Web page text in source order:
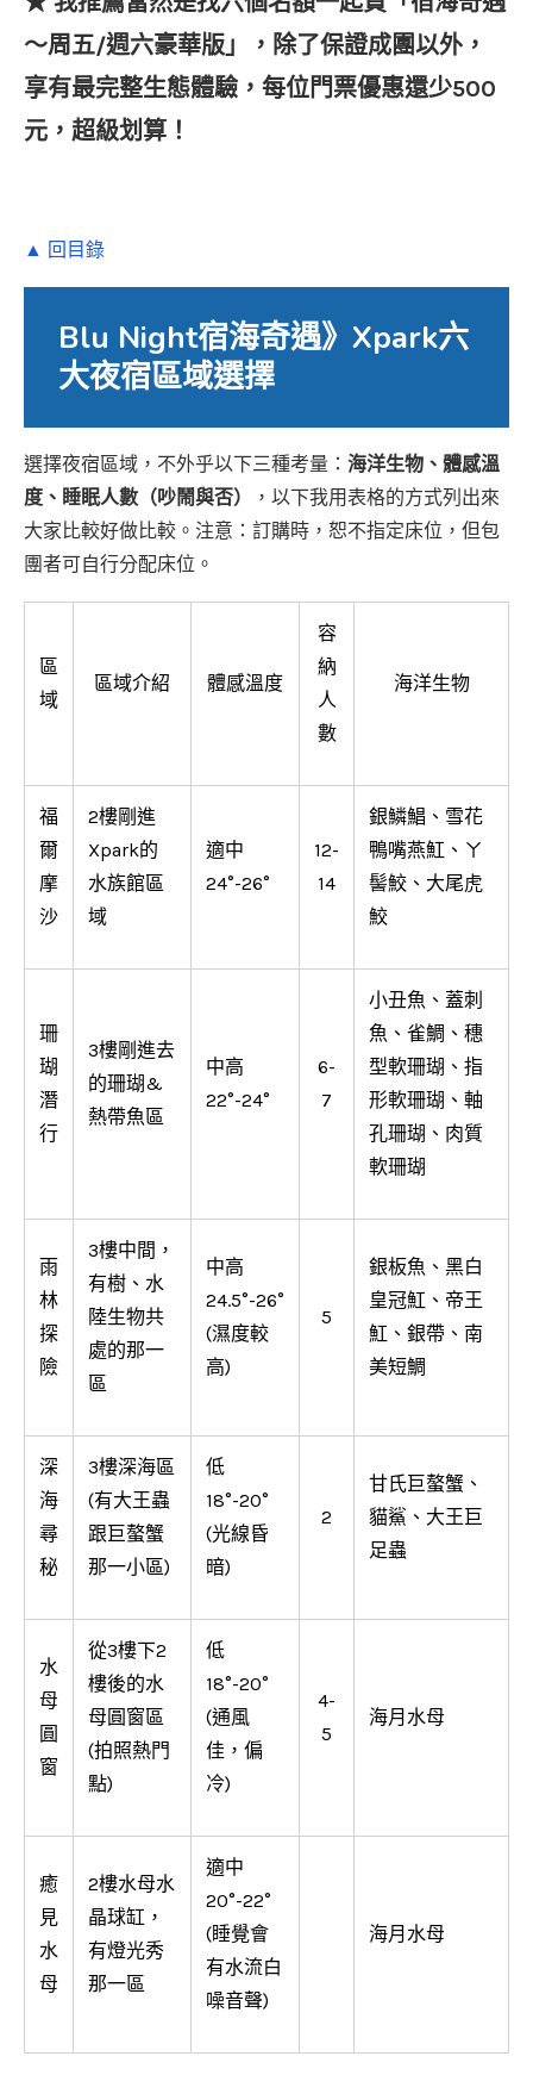
～周五/週六豪華版」，除了保證成團以外，
享有最完整生態體驗，每位門票優惠還少500
元，超級划算！
▲ 回目錄
Blu Night宿海奇遇》Xpark六
大夜宿區域選擇
選擇夜宿區域，不外乎以下三種考量： 海洋生物、體感溫
度、睡眠人數（吵鬧與否）
，以下我用表格的方式列出來
大家比較好做比較。注意：訂購時，恕不指定床位，但包
團者可自行分配床位。
區
域
區域介紹 體感溫度
容
納
人
數
海洋生物
福
爾
摩
沙
2樓剛進
Xpark的
水族館區
域
適中
24°-26°
12-
14
銀鱗鯧、雪花
鴨嘴燕魟、ㄚ
髻鮫、大尾虎
鮫
珊
瑚
潛
行
3樓剛進去
的珊瑚&
熱帶魚區
中高
22°-24°
6-
7
小丑魚、蓋刺
魚、雀鯛、穗
型軟珊瑚、指
形軟珊瑚、軸
孔珊瑚、肉質
軟珊瑚
雨
林
探
險
3樓中間，
有樹、水
陸生物共
處的那一
區
中高
24.5°-26°
(濕度較
高)
5
銀板魚、黑白
皇冠魟、帝王
魟、銀帶、南
美短鯛
深
海
尋
秘
3樓深海區
(有大王蟲
跟巨螯蟹
那一小區)
低
18°-20°
(光線昏
暗)
2
甘氏巨螯蟹、
貓鯊、大王巨
足蟲
水
母
圓
窗
從3樓下2
樓後的水
母圓窗區
(拍照熱門
點)
低
18°-20°
(通風
佳，偏
冷)
4-
5
海月水母
癒
見
水
母
2樓水母水
晶球缸，
有燈光秀
那一區
適中
20°-22°
(睡覺會
有水流白
噪音聲)
海月水母